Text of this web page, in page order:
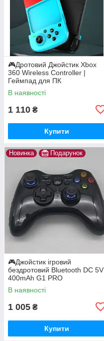
🎮Дротовий Джойстик Xbox
360 Wireless Controller |
Геймпад для ПК
В наявності
1 110 ₴
Купити
Новинка Подарунок
🎮Джойстик ігровий
бездротовий Bluetooth DC 5V
400mAh G1 PRO
В наявності
1 005 ₴
Купити